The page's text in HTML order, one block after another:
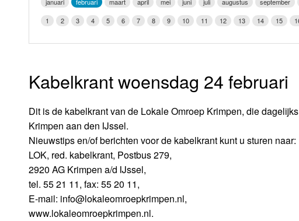
Vrijdag
LOK schijf
1
2 3 4 5 6 7 8 9 10 11 12 13 14 15
Kabelkrant woensdag 24 februari
Dit is de kabelkrant van de Lokale Omroep Krimpen, die
Krimpen aan den IJssel.
Nieuwstips en/of berichten voor de kabelkrant kunt u sturen naar:
LOK, red. kabelkrant, Postbus 279,
2920 AG Krimpen a/d IJssel,
tel. 55 21 11, fax: 55 20 11,
E-mail: info@lokaleomroepkrimpen.nl,
www.lokaleomroepkrimpen.nl.